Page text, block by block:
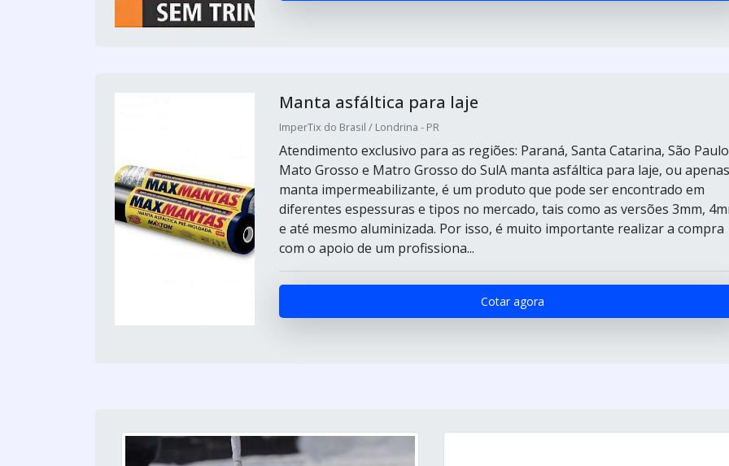
Manta asfáltica para laje
ImperTix do Brasil / Londrina - PR
Atendimento exclusivo para as regiões: Paraná, Santa Catarina, São
Mato Grosso e Matro Grosso do SulA manta asfáltica para laje, ou apenas
manta impermeabilizante, é um produto que pode ser encontrado em
diferentes espessuras e tipos no mercado, tais como as versões 3mm,
e até mesmo aluminizada. Por isso, é muito importante realizar a compra
com o apoio de um profissiona...
Cotar agora